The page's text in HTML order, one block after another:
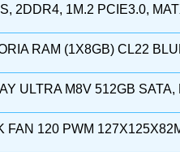
2DDR4, 1M.2 PCIE3.0,
RAM (1X8GB) CL22
ULTRA M8V 512GB
FAN 120 PWM